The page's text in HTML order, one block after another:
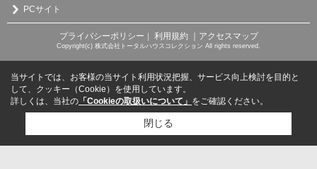
PCサイト
プライバシーポリシー ｜ 利用規約 ｜アクセスマップ
Copyright(c) 株式会社トータルハウスコレクション All rights reserved.
当サイトでは、お客様の当サイト利用状況把握、サービス向上検討を目的と
して、クッキー（Cookie）を使用しています。
詳しくは、当社の 「Cookieの取扱いについて」 をご確認ください。
閉じる